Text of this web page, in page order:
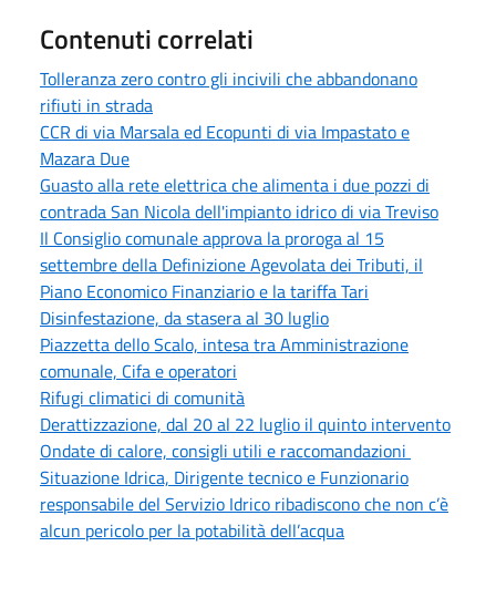
Contenuti correlati
Tolleranza zero contro gli incivili che abbandonano
rifiuti in strada
CCR di via Marsala ed Ecopunti di via Impastato e
Mazara Due
Guasto alla rete elettrica che alimenta i due pozzi di
contrada San Nicola dell'impianto idrico di via Treviso
Il Consiglio comunale approva la proroga al 15
settembre della Definizione Agevolata dei Tributi, il
Piano Economico Finanziario e la tariffa Tari
Disinfestazione, da stasera al 30 luglio
Piazzetta dello Scalo, intesa tra Amministrazione
comunale, Cifa e operatori
Rifugi climatici di comunità
Derattizzazione, dal 20 al 22 luglio il quinto intervento
Ondate di calore, consigli utili e raccomandazioni
Situazione Idrica, Dirigente tecnico e Funzionario
responsabile del Servizio Idrico ribadiscono che non c’è
alcun pericolo per la potabilità dell’acqua